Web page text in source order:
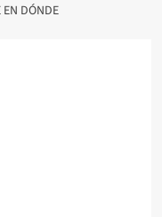
EN DÓNDE